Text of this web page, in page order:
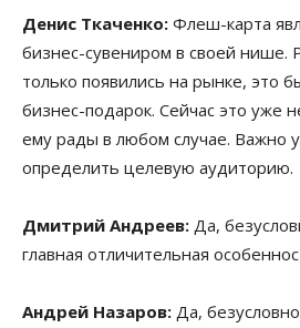
Денис Ткаченко: Флеш-карта
бизнес-сувениром в своей нише.
только появились на рынке, это
бизнес-подарок. Сейчас это уже
ему рады в любом случае. Важно
определить целевую аудиторию.
Дмитрий Андреев: Да,
главная отличительная
Андрей Назаров: Да,